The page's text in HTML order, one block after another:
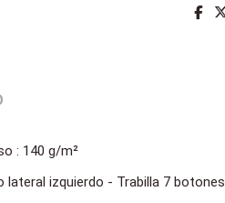
: 140 g/m²
izquierdo - Trabilla 7